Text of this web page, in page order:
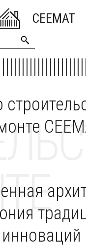
CEEMAT
инноваций